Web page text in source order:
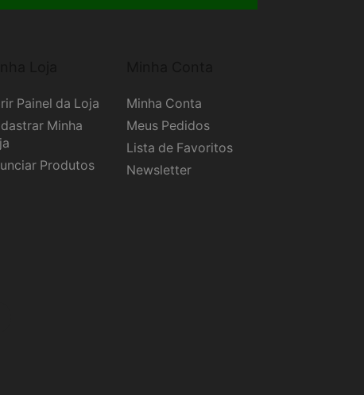
Painel da Loja
Minha
Produtos
Minha Conta
Meus Pedidos
Lista de Favoritos
Newsletter